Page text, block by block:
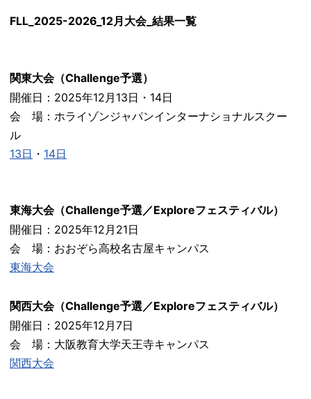
FLL_2025-2026_12月大会_結果一覧
関東大会（Challenge予選）
開催日：2025年12月13日・14日
会 場：ホライゾンジャパンインターナショナルスクー
ル
13日 ・ 14日
東海大会（Challenge予選／Exploreフェスティバル）
開催日：2025年12月21日
会 場：おおぞら高校名古屋キャンパス
東海大会
関西大会（Challenge予選／Exploreフェスティバル）
開催日：2025年12月7日
会 場：大阪教育大学天王寺キャンパス
関西大会